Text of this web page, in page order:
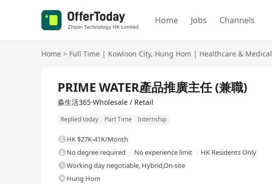
Home Jobs Channels
Home > Full Time | Kowloon City, Hung Hom | Healthcare & Medical
PRIME WATER產品推廣主任 (兼職)
淼生活365·Wholesale / Retail
Replied today Part Time Internship
HK $27K-41K/Month
No degree required
No experience limit
HK Residents Only
Working day negotiable, Hybrid,On-site
Hung Hom